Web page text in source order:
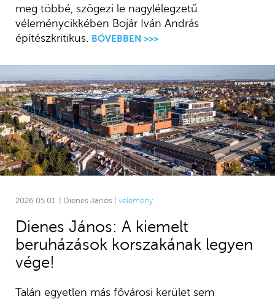
meg többé, szögezi le nagylélegzetű
véleménycikkében Bojár Iván András
építészkritikus. BŐVEBBEN >>>
2026.05.01. | Dienes János | vélemény
Dienes János: A kiemelt
beruházások korszakának legyen
vége!
Talán egyetlen más fővárosi kerület sem